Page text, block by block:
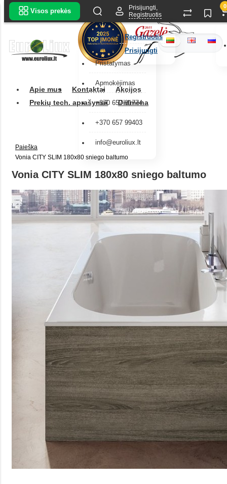
Pristatymas
Apmokėjimas
+370 657 91774
+370 657 99403
info@euroliux.lt
Apie mus Kontaktai
Akcijos
Prekių tech. aprašymai
Didmena
Visos prekės
Prisijungti,
Registruotis
Registruotis
Prisijungti
0
Paieška
Vonia CITY SLIM 180x80 sniego baltumo
Vonia CITY SLIM 180x80 sniego baltumo